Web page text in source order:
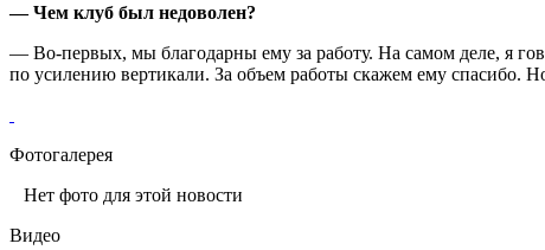
— Чем клуб был недоволен?
— Во‑первых, мы благодарны ему за работу. На самом деле, я
по усилению вертикали. За объем работы скажем ему
Фотогалерея
Нет фото для этой новости
Видео